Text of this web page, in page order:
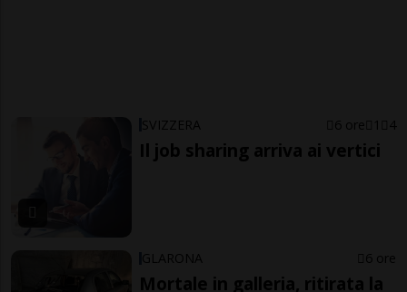
SVIZZERA 6 ore 1 4
Il job sharing arriva ai vertici
GLARONA 6 ore
Mortale in galleria, ritirata la